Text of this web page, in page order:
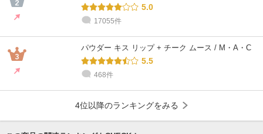
5.0
17055件
パウダー キス リップ + チーク ムース / M・A・C
5.5
468件
4位以降のランキングをみる